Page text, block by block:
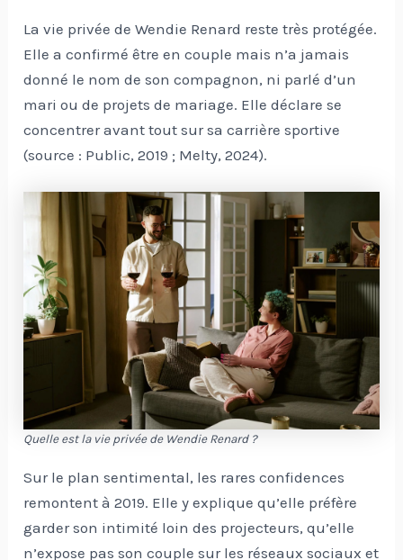
La vie privée de Wendie Renard reste très protégée.
Elle a confirmé être en couple mais n’a jamais
donné le nom de son compagnon, ni parlé d’un
mari ou de projets de mariage. Elle déclare se
concentrer avant tout sur sa carrière sportive
(source : Public, 2019 ; Melty, 2024).
Quelle est la vie privée de Wendie Renard ?
Sur le plan sentimental, les rares confidences
remontent à 2019. Elle y explique qu’elle préfère
garder son intimité loin des projecteurs, qu’elle
n’expose pas son couple sur les réseaux sociaux et